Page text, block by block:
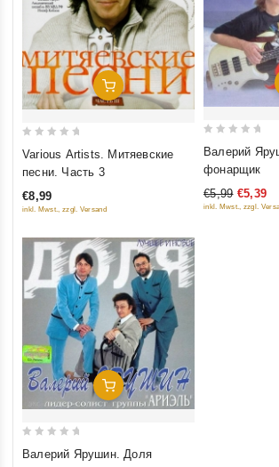
Добавить В Корзину
5
Various Artists. Митяевские
песни. Часть 3
€8,99
inkl. Mwst., zzgl. Versand
5
Валерий
фонарщик
€5,99 €5,39
inkl. Mwst., zzgl.
Добавить В Корзину
Валерий Ярушин. Доля